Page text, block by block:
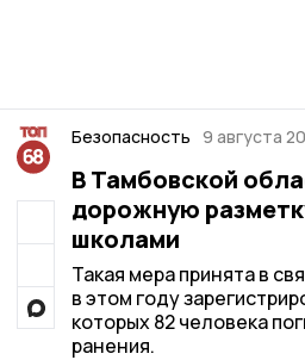
Безопасность 9 августа
В Тамбовской
дорожную
школами
Такая мера принята в
в этом году
которых 82 человека
ранения.